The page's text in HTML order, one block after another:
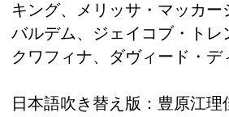
キング、メリッサ・マッカー
バルデム、ジェイコブ・トレ
クワフィナ、ダヴィード・
日本語吹き替え版：豊原江